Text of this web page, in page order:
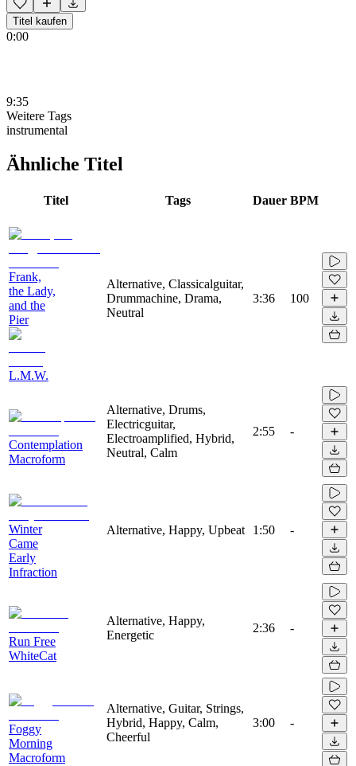
Titel kaufen
0:00
9:35
Weitere Tags
instrumental
Ähnliche Titel
Titel Tags Dauer BPM
Frank,
the Lady,
and the
Pier
L.M.W.
Alternative, Classicalguitar,
Drummachine, Drama,
Neutral
3:36 100
Contemplation
Macroform
Alternative, Drums,
Electricguitar,
Electroamplified, Hybrid,
Neutral, Calm
2:55 -
Winter
Came
Early
Infraction
Alternative, Happy, Upbeat 1:50 -
Run Free
WhiteCat
Alternative, Happy,
Energetic
2:36 -
Foggy
Morning
Macroform
Alternative, Guitar, Strings,
Hybrid, Happy, Calm,
Cheerful
3:00 -